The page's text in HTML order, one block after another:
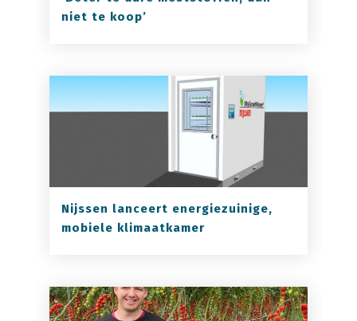
niet te koop’
Nijssen lanceert energiezuinige,
mobiele klimaatkamer